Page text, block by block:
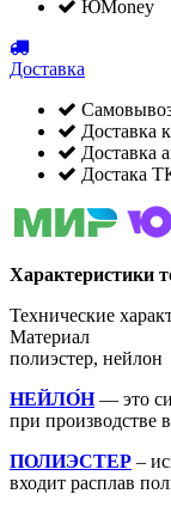
ЮMoney
Доставка
Доставка
Доставка
Достака
Характеристики
Технические
Материал
полиэстер, нейлон
НЕЙЛО́Н— это
при производстве
ПОЛИЭСТЕР –
входит расплав